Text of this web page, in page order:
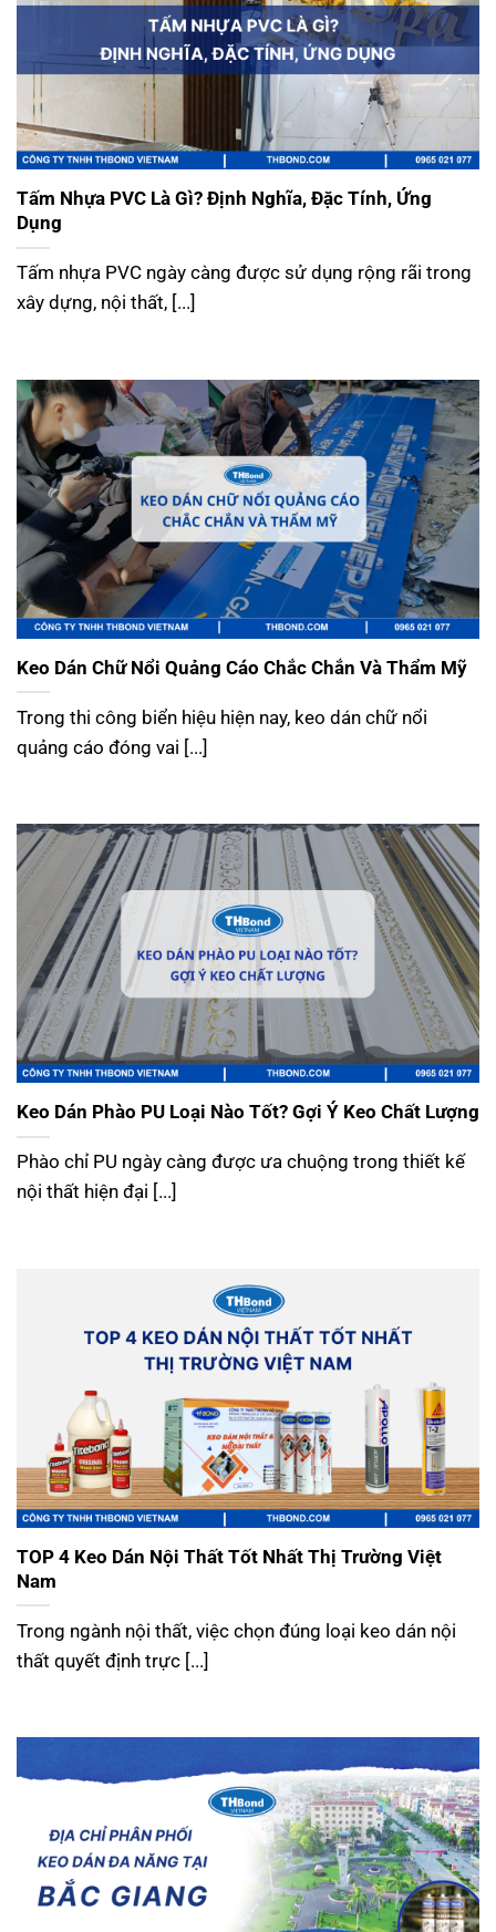
Tấm Nhựa PVC Là Gì? Định Nghĩa, Đặc Tính, Ứng
Dụng
Tấm nhựa PVC ngày càng được sử dụng rộng rãi trong
xây dựng, nội thất, [...]
Keo Dán Chữ Nổi Quảng Cáo Chắc Chắn Và Thẩm Mỹ
Trong thi công biển hiệu hiện nay, keo dán chữ nổi
quảng cáo đóng vai [...]
Keo Dán Phào PU Loại Nào Tốt? Gợi Ý Keo Chất Lượng
Phào chỉ PU ngày càng được ưa chuộng trong thiết kế
nội thất hiện đại [...]
TOP 4 Keo Dán Nội Thất Tốt Nhất Thị Trường Việt
Nam
Trong ngành nội thất, việc chọn đúng loại keo dán nội
thất quyết định trực [...]